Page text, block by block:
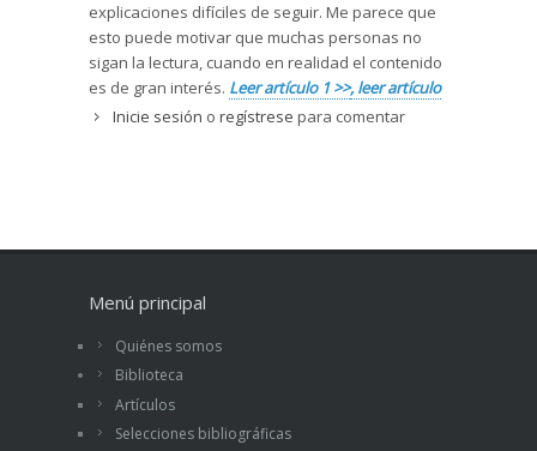
explicaciones difíciles de seguir. Me parece que
esto puede motivar que muchas personas no
sigan la lectura, cuando en realidad el contenido
es de gran interés. Leer artículo 1 >>, leer artículo
2 >>, leer artículo 3 >>, leer artículo 4 >>, leer
Inicie sesión o regístrese para comentar
Menú principal
Quiénes somos
Biblioteca
Artículos
Selecciones bibliográficas